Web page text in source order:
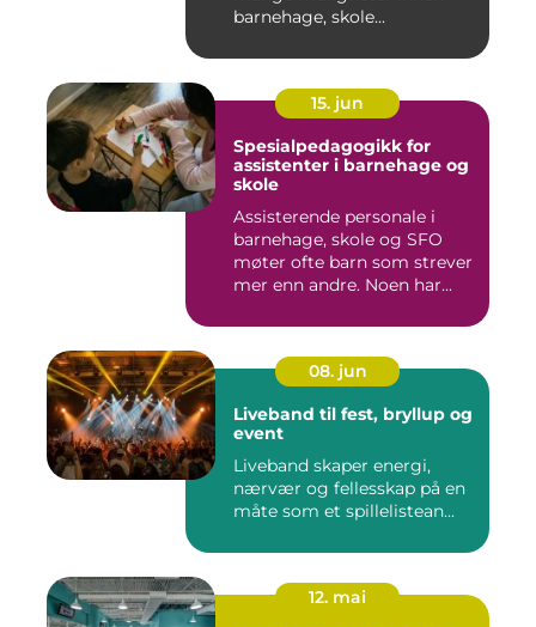
barnehage, skole...
15. jun
Spesialpedagogikk for
assistenter i barnehage og
skole
Assisterende personale i
barnehage, skole og SFO
møter ofte barn som strever
mer enn andre. Noen har...
08. jun
Liveband til fest, bryllup og
event
Liveband skaper energi,
nærvær og fellesskap på en
måte som et spillelistean...
12. mai